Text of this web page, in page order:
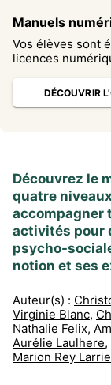
Manuels
Vos élèves sont
licences
DÉCOUVRIR
Découvrez le
quatre
accompagner
activités pour
psycho-
notion et ses
Auteur(s) :
Virginie Blanc,
Nathalie Felix,
Aurélie Laulhere,
Marion Rey